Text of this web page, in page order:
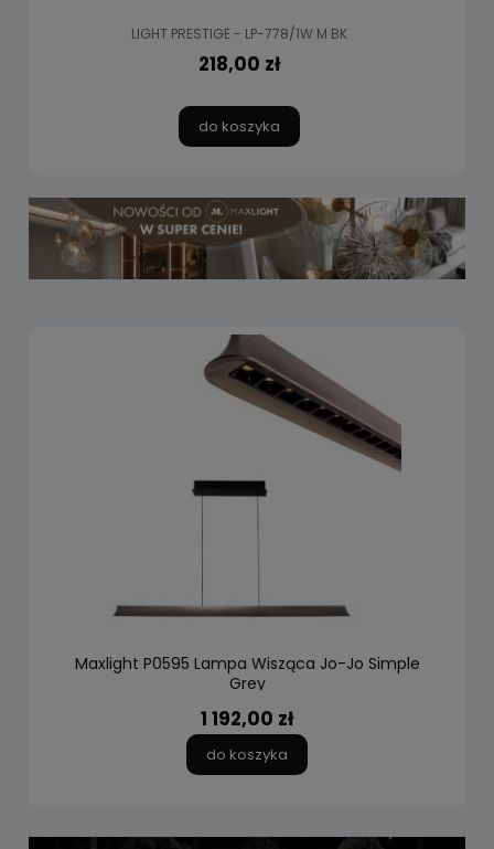
LIGHT PRESTIGE - LP-778/1W M BK
218,00 zł
do koszyka
Maxlight P0595 Lampa Wisząca Jo-Jo Simple
Grey
1 192,00 zł
do koszyka